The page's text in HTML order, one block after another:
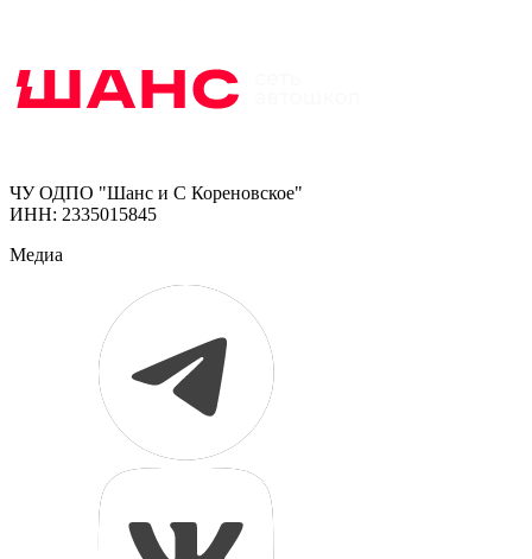
ЧУ ОДПО "Шанс и С Кореновское"
ИНН: 2335015845
Медиа